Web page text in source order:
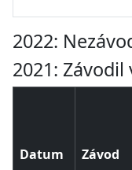
2022:
2021:
Datum Závod